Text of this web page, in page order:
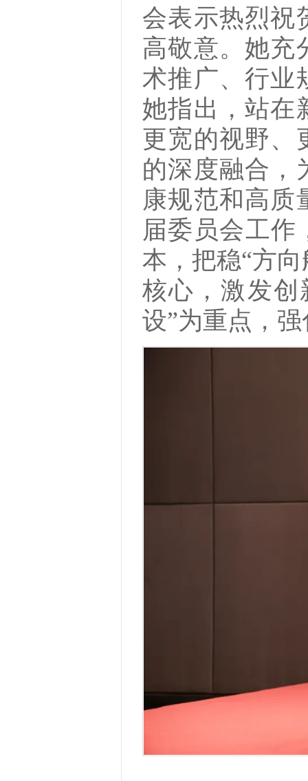
会表示热烈祝
高敬意。她充
术推广、行业
她指出，站在
更宽的视野、
的深度融合，
康规范和高质
届委员会工作
本，把稳“方
核心，激发创
设”为重点，